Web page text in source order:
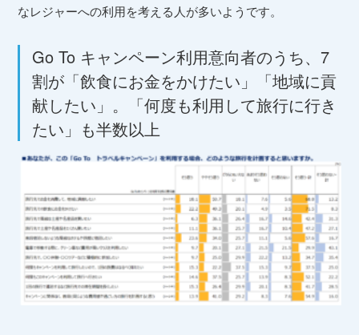
なレジャーへの利用を考える人が多いようです。
Go To キャンペーン利用意向者のうち、7
割が「飲食にお金をかけたい」「地域に貢
献したい」。
「何度も利用して旅行に行き
たい」も半数以上